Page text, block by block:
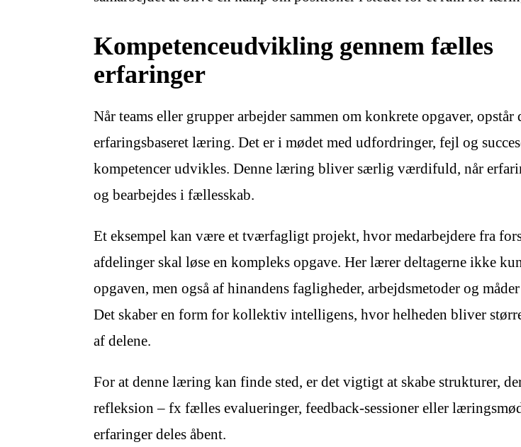
Kompetenceudvikling gennem fælles
erfaringer
Når teams eller grupper arbejder sammen om konkrete opgaver,
erfaringsbaseret læring. Det er i mødet med udfordringer, fejl og
kompetencer udvikles. Denne læring bliver særlig værdifuld, når
og bearbejdes i fællesskab.
Et eksempel kan være et tværfagligt projekt, hvor medarbejdere fra
afdelinger skal løse en kompleks opgave. Her lærer deltagerne ikke
opgaven, men også af hinandens fagligheder, arbejdsmetoder og
Det skaber en form for kollektiv intelligens, hvor helheden bliver
af delene.
For at denne læring kan finde sted, er det vigtigt at skabe strukturer,
refleksion – fx fælles evalueringer, feedback-sessioner eller
erfaringer deles åbent.